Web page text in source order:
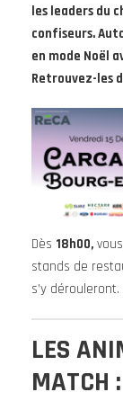
les leaders du
confiseurs.
en mode Noël
Retrouvez-les
Dès 18h00,
stands de
s’y
LES
MATCH :